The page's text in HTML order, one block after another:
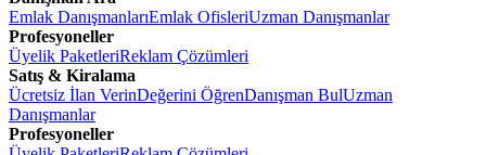
Emlak DanışmanlarıEmlak OfisleriUzman Danışmanlar
Profesyoneller
Üyelik PaketleriReklam Çözümleri
Satış & Kiralama
Ücretsiz İlan VerinDeğerini ÖğrenDanışman BulUzman
Danışmanlar
Profesyoneller